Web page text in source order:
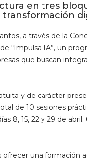
en tres
a través de la
“Impulsa IA”, un
que buscan
y de carácter
de 10 sesiones
8, 15, 22 y 29 de
ofrecer una formación